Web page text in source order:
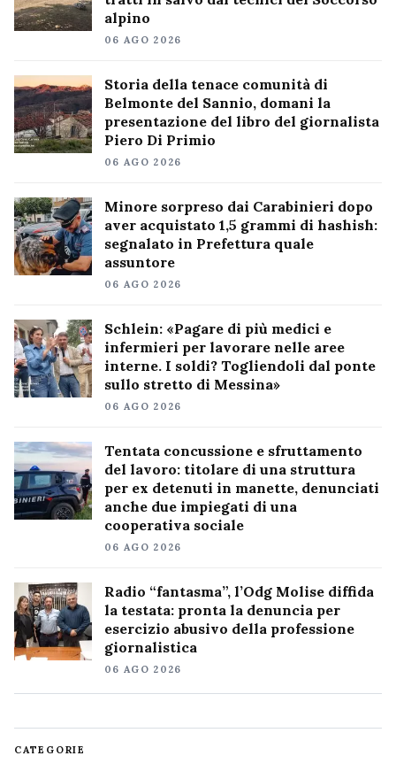
alpino
06 AGO 2026
Storia della tenace comunità di
Belmonte del Sannio, domani la
presentazione del libro del giornalista
Piero Di Primio
06 AGO 2026
Minore sorpreso dai Carabinieri dopo
aver acquistato 1,5 grammi di hashish:
segnalato in Prefettura quale
assuntore
06 AGO 2026
Schlein: «Pagare di più medici e
infermieri per lavorare nelle aree
interne. I soldi? Togliendoli dal ponte
sullo stretto di Messina»
06 AGO 2026
Tentata concussione e sfruttamento
del lavoro: titolare di una struttura
per ex detenuti in manette, denunciati
anche due impiegati di una
cooperativa sociale
06 AGO 2026
Radio “fantasma”, l’Odg Molise diffida
la testata: pronta la denuncia per
esercizio abusivo della professione
giornalistica
06 AGO 2026
CATEGORIE